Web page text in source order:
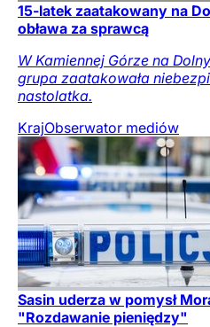
15-latek zaatakowany na
obława za sprawcą
W Kamiennej Górze na
grupa zaatakowała
nastolatka.
KrajObserwator mediów
Sasin uderza w pomysł
"Rozdawanie pieniędzy"